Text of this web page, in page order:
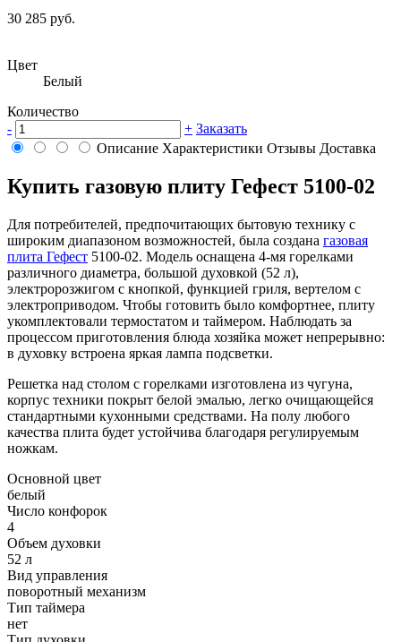
30 285 руб.
Цвет
Белый
Количество
-
+ Заказать
Описание Характеристики Отзывы Доставка
Купить газовую плиту Гефест 5100-02
Для потребителей, предпочитающих бытовую технику с
широким диапазоном возможностей, была создана газовая
плита Гефест 5100-02. Модель оснащена 4-мя горелками
различного диаметра, большой духовкой (52 л),
электророзжигом с кнопкой, функцией гриля, вертелом с
электроприводом. Чтобы готовить было комфортнее, плиту
укомплектовали термостатом и таймером. Наблюдать за
процессом приготовления блюда хозяйка может непрерывно:
в духовку встроена яркая лампа подсветки.
Решетка над столом с горелками изготовлена из чугуна,
корпус техники покрыт белой эмалью, легко очищающейся
стандартными кухонными средствами. На полу любого
качества плита будет устойчива благодаря регулируемым
ножкам.
Основной цвет
белый
Число конфорок
4
Объем духовки
52 л
Вид управления
поворотный механизм
Тип таймера
нет